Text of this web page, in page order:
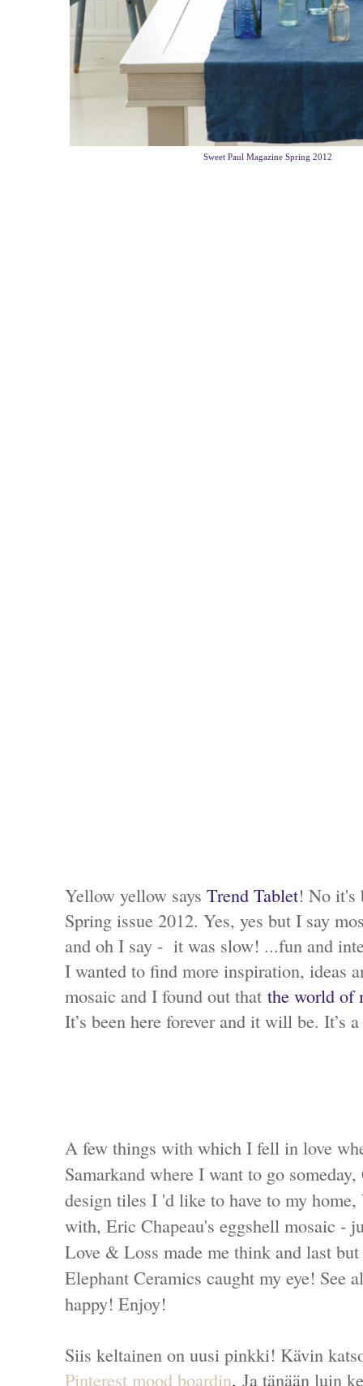
Sweet Paul Magazine Spring 2012
Yellow yellow says Trend Tablet! No it's
Spring issue 2012. Yes, yes but I say
and oh I say - it was slow! ...fun and
I wanted to find more inspiration, ideas
mosaic and I found out that the world of
It’s been here forever and it will be. It’s
A few things with which I fell in love
Samarkand where I want to go
design tiles I 'd like to have to my
with, Eric Chapeau's eggshell mosaic -
Love & Loss made me think and last
Elephant Ceramics caught my eye! See
happy! Enjoy!
Siis keltainen on uusi pinkki! Kävin
Pinterest mood boardin. Ja tänään luin